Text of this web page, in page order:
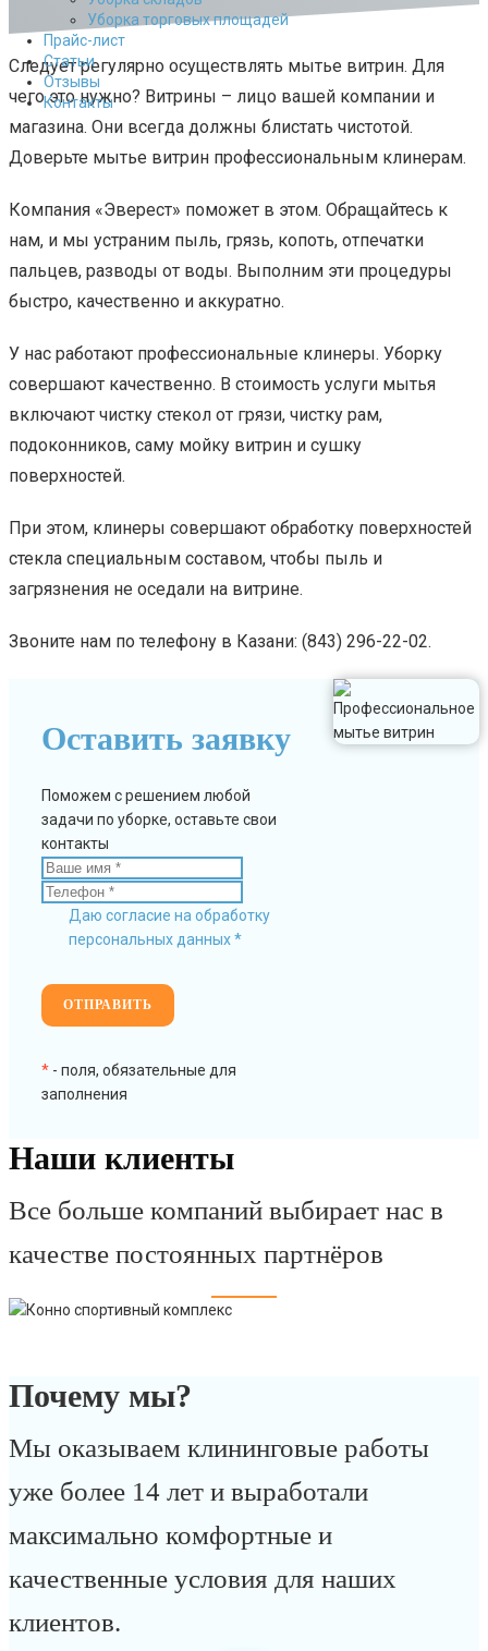
Уборка торговых площадей
Прайс-лист
Cтатьи
Отзывы
Контакты
Следует регулярно осуществлять мытье витрин. Для
чего это нужно? Витрины – лицо вашей компании и
магазина. Они всегда должны блистать чистотой.
Доверьте мытье витрин профессиональным клинерам.
Компания «Эверест» поможет в этом. Обращайтесь к
нам, и мы устраним пыль, грязь, копоть, отпечатки
пальцев, разводы от воды. Выполним эти процедуры
быстро, качественно и аккуратно.
У нас работают профессиональные клинеры. Уборку
совершают качественно. В стоимость услуги мытья
включают чистку стекол от грязи, чистку рам,
подоконников, саму мойку витрин и сушку
поверхностей.
При этом, клинеры совершают обработку поверхностей
стекла специальным составом, чтобы пыль и
загрязнения не оседали на витрине.
Звоните нам по телефону в Казани: (843) 296-22-02.
Оставить заявку
Поможем с решением любой
задачи по уборке, оставьте свои
контакты
Даю согласие на обработку
персональных данных *
* - поля, обязательные для
заполнения
Наши клиенты
Все больше компаний выбирает нас в
качестве постоянных партнёров
Почему мы?
Мы оказываем клининговые работы
уже более 14 лет и выработали
максимально комфортные и
качественные условия для наших
клиентов.